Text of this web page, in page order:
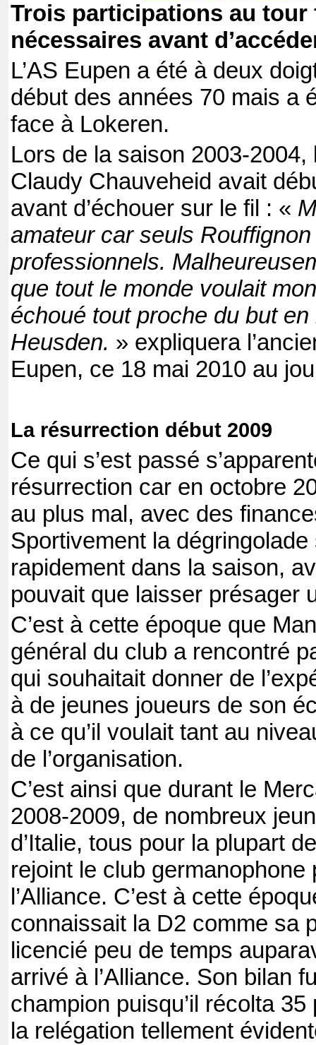
Trois participations au tour
nécessaires avant
L’AS Eupen a été à deux
début des années 70 mais a
face à Lokeren.
Lors de la saison 2003-2004,
Claudy Chauveheid avait
avant d’échouer sur le fil : «
amateur car seuls
professionnels.
que tout le monde voulait
échoué tout proche du but
Heusden. » expliquera
Eupen, ce 18 mai 2010 au
La résurrection début 2009
Ce qui s’est passé
résurrection car en octobre
au plus mal, avec des
Sportivement la
rapidement dans la saison,
pouvait que laisser présager
C’est à cette époque que
général du club a rencontré
qui souhaitait donner de
à de jeunes joueurs de son
à ce qu’il voulait tant au
de l’organisation.
C’est ainsi que durant le
2008-2009, de nombreux
d’Italie, tous pour la plupart
rejoint le club
l’Alliance. C’est à cette
connaissait la D2 comme sa
licencié peu de temps
arrivé à l’Alliance. Son bilan
champion puisqu’il récolta
la relégation tellement